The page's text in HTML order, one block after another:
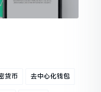
货币 去中心化钱包